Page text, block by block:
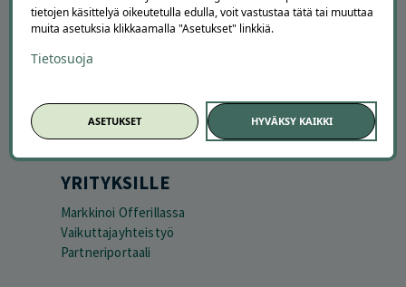
TUTUSTU MEIHIN
Tietoa meistä
Tilaa uutiskirje
Avoimet työpaikat
Offerilla mediassa
YRITYKSILLE
Markkinoi Offerillassa
Vaikuttajayhteistyö
Partneriportaali
tietojen käsittelyä oikeutetulla edulla, voit vastustaa tätä tai muuttaa
muita asetuksia klikkaamalla "Asetukset" linkkiä.
Tietosuoja
ASETUKSET HYVÄKSY KAIKKI